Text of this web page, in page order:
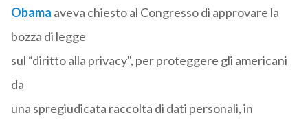
Obama aveva chiesto al Congresso di approvare la
bozza di legge
sul “diritto alla privacy", per proteggere gli americani
da
una spregiudicata raccolta di dati personali, in